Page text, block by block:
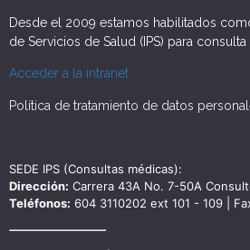
Desde el 2009 estamos habilitados
de Servicios de Salud (IPS) para consulta
Acceder a la intranet
Política de tratamiento de datos
SEDE IPS (Consultas médicas):
Dirección: Carrera 43A No. 7-50A
Teléfonos: 604 3110202 ext 101 - 109 |